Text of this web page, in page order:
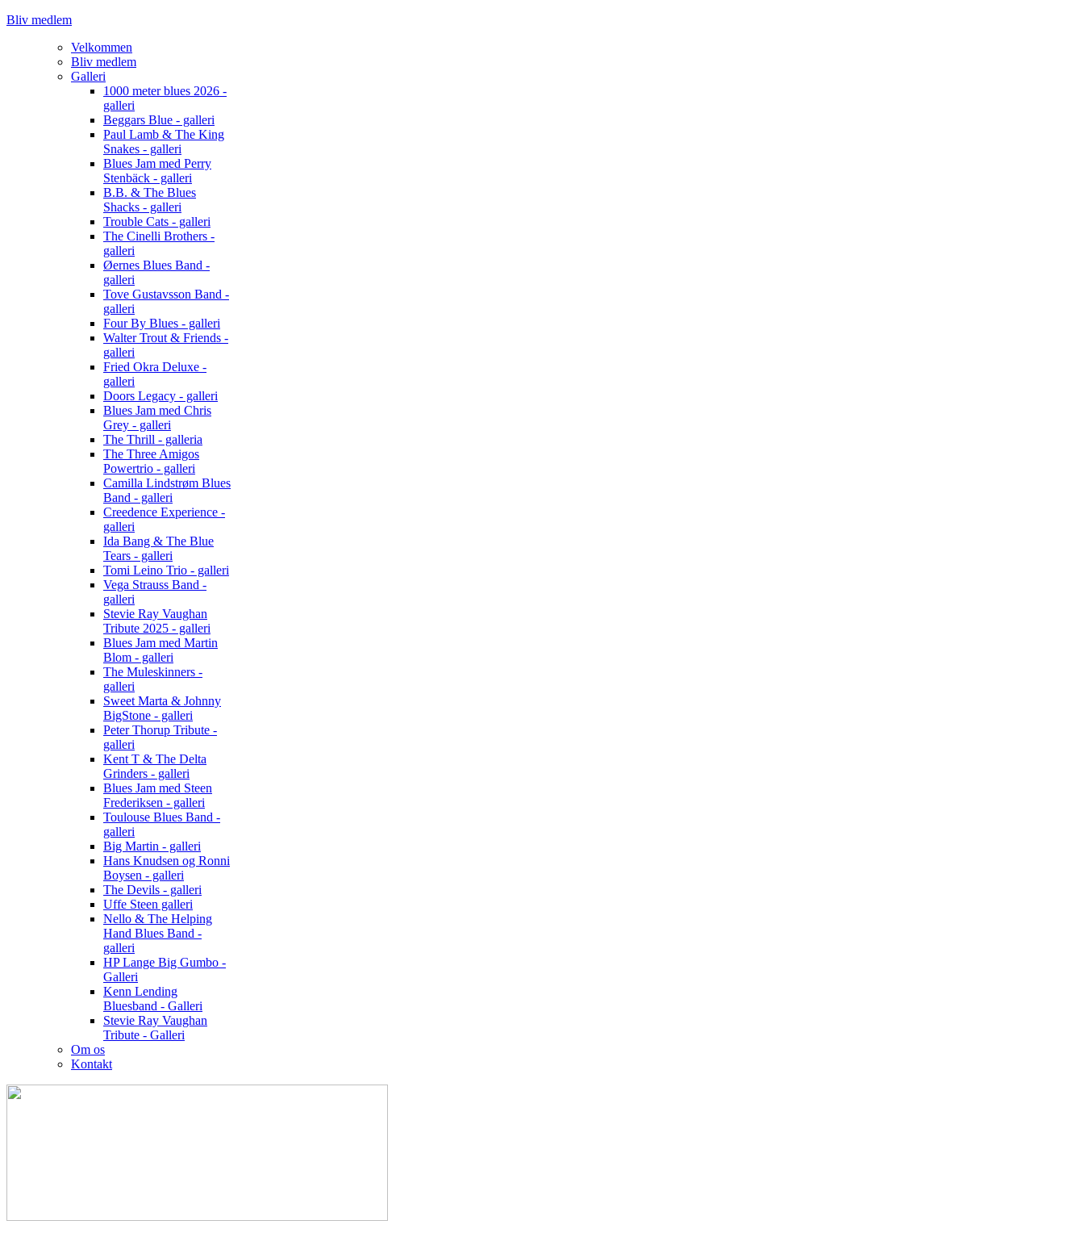
Bliv medlem
Velkommen
Bliv medlem
Galleri
1000 meter blues 2026 -
galleri
Beggars Blue - galleri
Paul Lamb & The King
Snakes - galleri
Blues Jam med Perry
Stenbäck - galleri
B.B. & The Blues
Shacks - galleri
Trouble Cats - galleri
The Cinelli Brothers -
galleri
Øernes Blues Band -
galleri
Tove Gustavsson Band -
galleri
Four By Blues - galleri
Walter Trout & Friends -
galleri
Fried Okra Deluxe -
galleri
Doors Legacy - galleri
Blues Jam med Chris
Grey - galleri
The Thrill - galleria
The Three Amigos
Powertrio - galleri
Camilla Lindstrøm Blues
Band - galleri
Creedence Experience -
galleri
Ida Bang & The Blue
Tears - galleri
Tomi Leino Trio - galleri
Vega Strauss Band -
galleri
Stevie Ray Vaughan
Tribute 2025 - galleri
Blues Jam med Martin
Blom - galleri
The Muleskinners -
galleri
Sweet Marta & Johnny
BigStone - galleri
Peter Thorup Tribute -
galleri
Kent T & The Delta
Grinders - galleri
Blues Jam med Steen
Frederiksen - galleri
Toulouse Blues Band -
galleri
Big Martin - galleri
Hans Knudsen og Ronni
Boysen - galleri
The Devils - galleri
Uffe Steen galleri
Nello & The Helping
Hand Blues Band -
galleri
HP Lange Big Gumbo -
Galleri
Kenn Lending
Bluesband - Galleri
Stevie Ray Vaughan
Tribute - Galleri
Om os
Kontakt